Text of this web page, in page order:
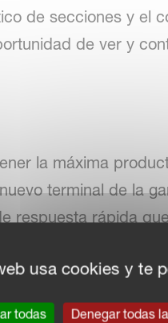
de secciones y el
de ver y
la máxima
terminal de la
respuesta rápida
para trabajar
usa cookies y te
todas Denegar todas